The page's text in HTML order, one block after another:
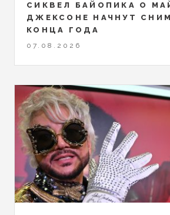
СИКВЕЛ БАЙОПИКА О
ДЖЕКСОНЕ НАЧНУТ
КОНЦА ГОДА
07.08.2026